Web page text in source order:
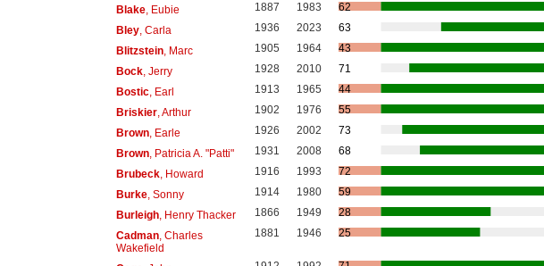
Blake, Eubie 1887 1983
62
Bley, Carla 1936 2023
63
Blitzstein, Marc 1905 1964
43
Bock, Jerry 1928 2010
71
Bostic, Earl 1913 1965
44
Briskier, Arthur 1902 1976
55
Brown, Earle 1926 2002
73
Brown, Patricia A. "Patti" 1931 2008
68
Brubeck, Howard 1916 1993
72
Burke, Sonny 1914 1980
59
Burleigh, Henry Thacker 1866 1949
28
Cadman, Charles
Wakefield
1881 1946 25